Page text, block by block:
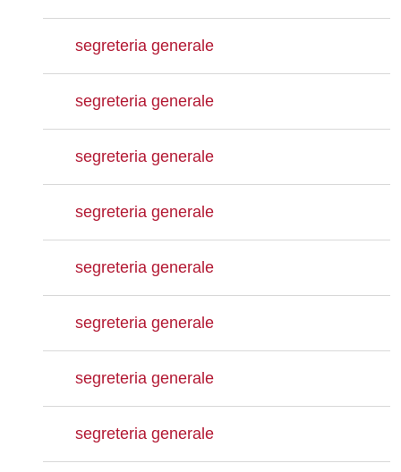
segreteria generale
segreteria generale
segreteria generale
segreteria generale
segreteria generale
segreteria generale
segreteria generale
segreteria generale